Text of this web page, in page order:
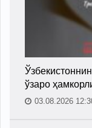
ўзаро
03.08.2026